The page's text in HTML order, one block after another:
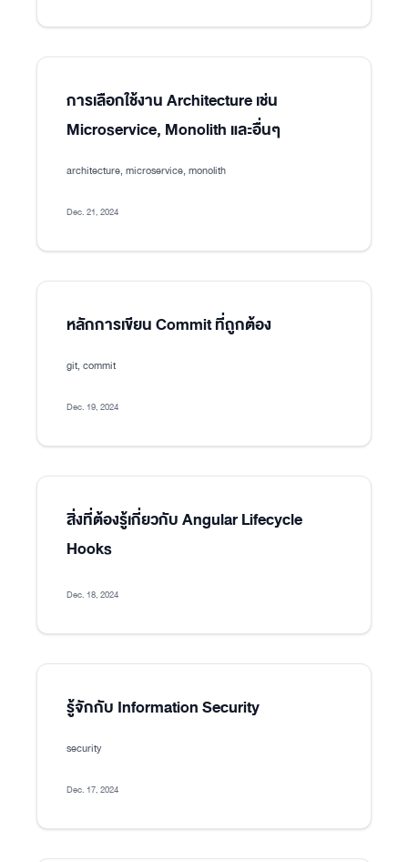
การเลือกใช้งาน Architecture เช่น
Microservice, Monolith และอื่นๆ
architecture, microservice, monolith
Dec. 21, 2024
หลักการเขียน Commit ที่ถูกต้อง
git, commit
Dec. 19, 2024
สิ่งที่ต้องรู้เกี่ยวกับ Angular Lifecycle
Hooks
Dec. 18, 2024
รู้จักกับ Information Security
security
Dec. 17, 2024